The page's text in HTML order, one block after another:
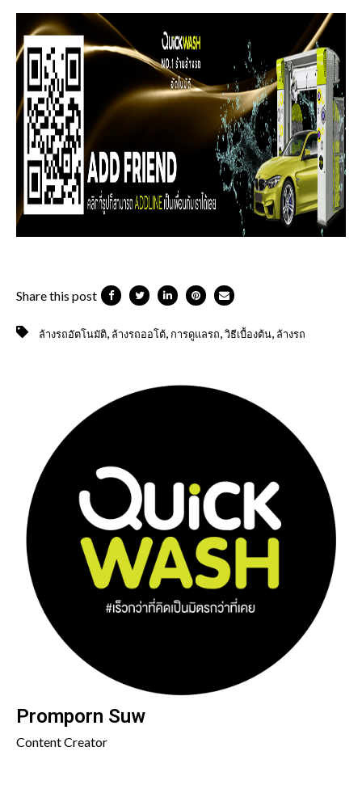
Share this post
ล้างรถอัตโนมัติ, ล้างรถออโต้, การดูแลรถ,วิธีเบื้องต้น, ล้างรถ
Promporn Suw
Content Creator